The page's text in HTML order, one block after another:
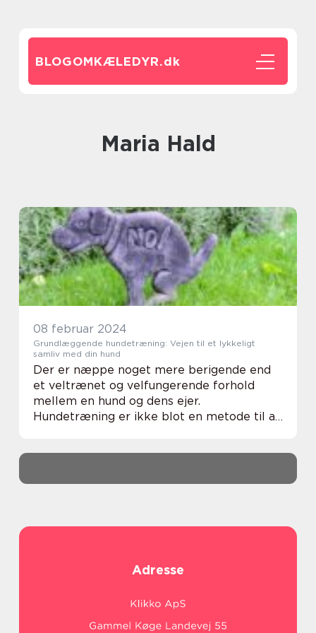
BLOGOMKÆLEDYR.dk
Maria Hald
08 februar 2024
Grundlæggende hundetræning: Vejen til et lykkeligt
samliv med din hund
Der er næppe noget mere berigende end
et veltrænet og velfungerende forhold
mellem en hund og dens ejer.
Hundetræning er ikke blot en metode til at
Adresse